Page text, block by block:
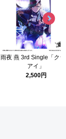
雨夜 燕 3rd Single「ク
アイ」
2,500円